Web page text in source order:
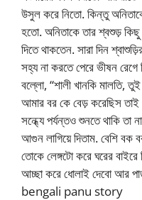
উসুল করে নিতো. কিন্তু
হতো. অনিতাকে তার শ্বশুড় কিছু
দিতে থাকতেন. সারা দিন
সহ্য না করতে পেরে ভীষন রেগে
বল্লো, “শালী খানকি মালতি,
আমার বর কে বেড় করেছিস
সন্ধ্যে পর্যন্তও শুনতে থাকি
আগুন লাগিয়ে দিতাম. বেশি বক
তোকে লেঙ্গটো করে ঘরের
আচ্ছা করে ধোলাই দেবো আর
bengali panu story